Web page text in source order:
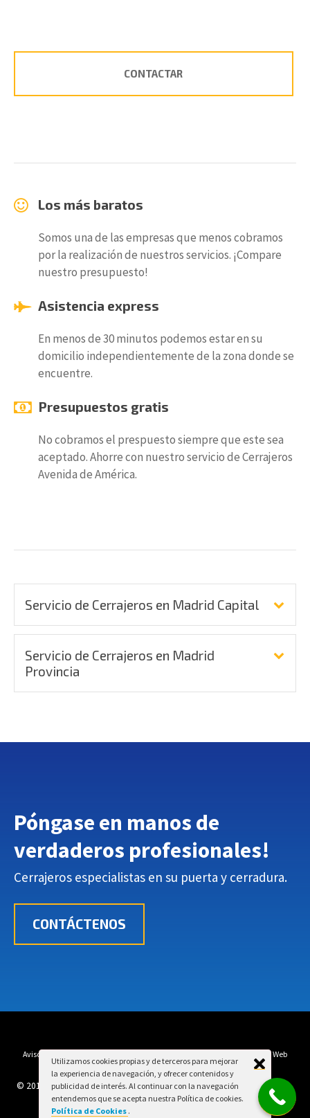
Utilizamos cookies propias y de terceros para mejorar
la experiencia de navegación, y ofrecer contenidos y
publicidad de interés. Al continuar con la navegación
entendemos que se acepta nuestra Política de cookies.
Política de Cookies .
CONTACTAR
Los más baratos
Somos una de las empresas que menos cobramos
por la realización de nuestros servicios. ¡Compare
nuestro presupuesto!
Asistencia express
En menos de 30 minutos podemos estar en su
domicilio independientemente de la zona donde se
encuentre.
Presupuestos gratis
No cobramos el prespuesto siempre que este sea
aceptado. Ahorre con nuestro servicio de Cerrajeros
Avenida de América.
Servicio de Cerrajeros en Madrid Capital
Servicio de Cerrajeros en Madrid
Provincia
Póngase en manos de
verdaderos profesionales!
Cerrajeros especialistas en su puerta y cerradura.
CONTÁCTENOS
Aviso Legal Mapa Web
© 2017 TTServi. All rights reserved.